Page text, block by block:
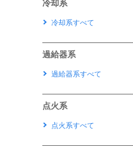
冷却系
冷却系すべて
過給器系
過給器系すべて
点火系
点火系すべて